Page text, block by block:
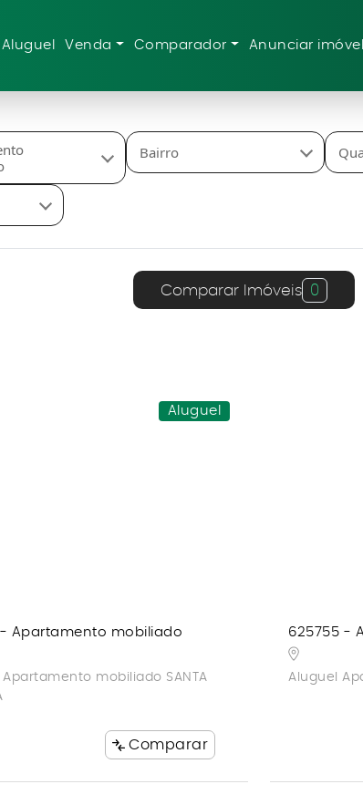
Aluguel Venda Comparador Anunciar imóvel
Bairro
Comparar Imóveis 0
Aluguel
- Apartamento mobiliado
mobiliado SANTA
Comparar
625755 -
Aluguel